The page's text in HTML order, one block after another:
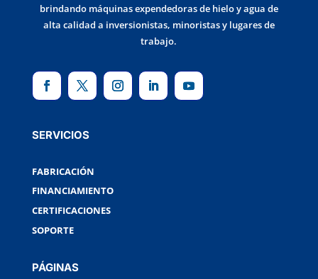
brindando máquinas expendedoras de hielo y agua de
alta calidad a inversionistas, minoristas y lugares de
trabajo.
SERVICIOS
FABRICACIÓN
FINANCIAMIENTO
CERTIFICACIONES
SOPORTE
PÁGINAS